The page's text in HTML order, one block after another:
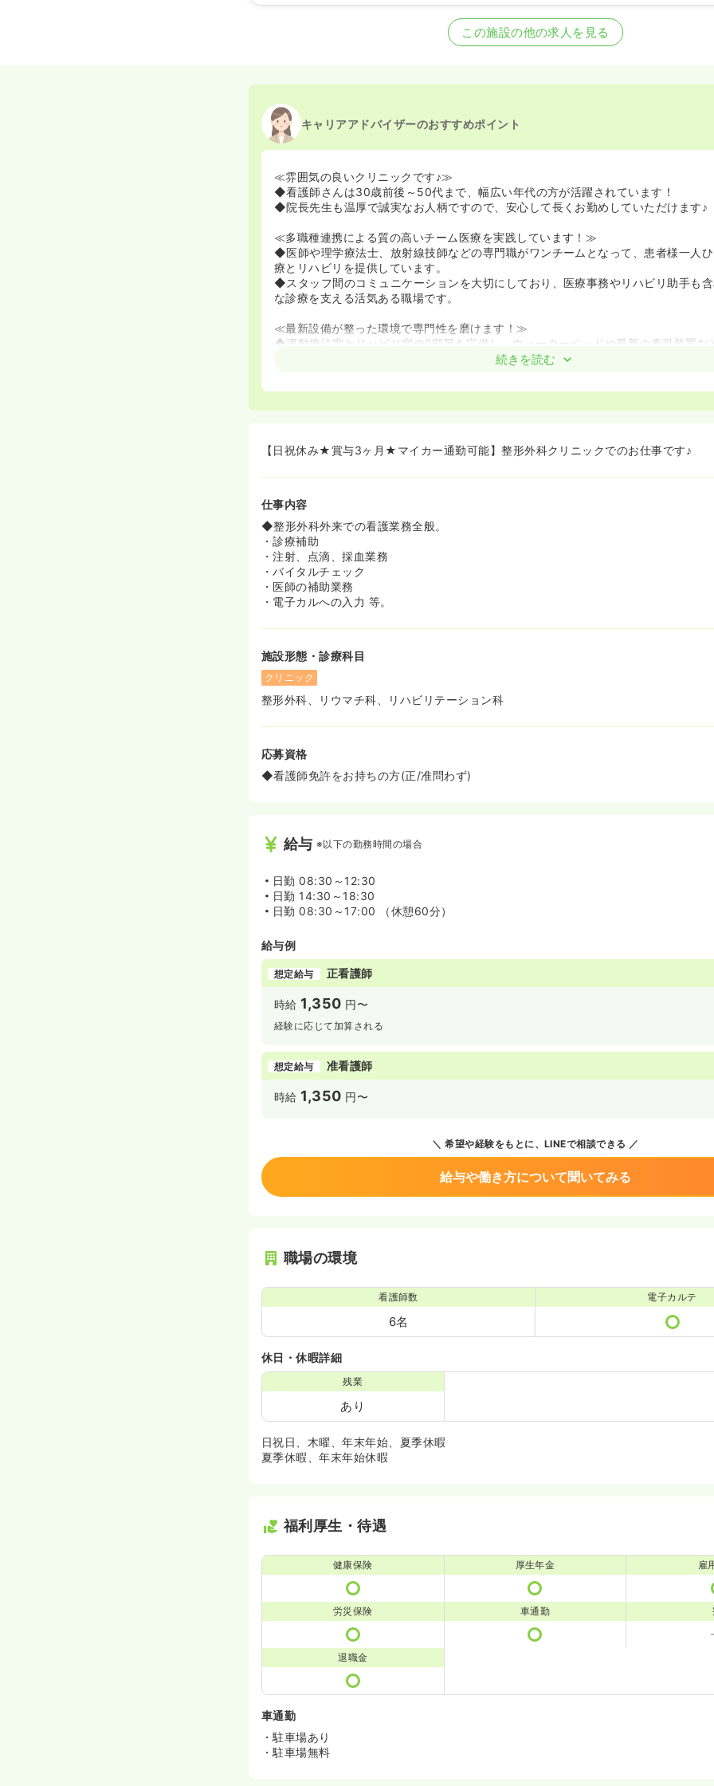
この施設の他の求人を見る
キャリアアドバイザーのおすすめポイント
≪雰囲気の良いクリニックです♪≫
◆看護師さんは30歳前後～50代まで、幅広い年代の方が活躍されています！
◆院長先生も温厚で誠実なお人柄ですので、安心して長くお勤めしていただけます♪
≪多職種連携による質の高いチーム医療を実践しています！≫
◆医師や理学療法士、放射線技師などの専門職がワンチームとなって、患者様一人
療とリハビリを提供しています。
◆スタッフ間のコミュニケーションを大切にしており、医療事務やリハビリ助手も
な診療を支える活気ある職場です。
≪最新設備が整った環境で専門性を磨けます！≫
◆運動療法室とリハビリ室の2部屋を完備し、ウォーターベッドや最新の牽引装置な
寧な問診と看護を実践できる環境です。
給与に反映されます。
活躍したい方に最適です！
続きを読む
【日祝休み★賞与3ヶ月★マイカー通勤可能】整形外科クリニックでのお仕事です♪
仕事内容
◆整形外科外来での看護業務全般。
・診療補助
・注射、点滴、採血業務
・バイタルチェック
・医師の補助業務
・電子カルへの入力 等。
施設形態・診療科目
クリニック
整形外科、リウマチ科、リハビリテーション科
応募資格
◆看護師免許をお持ちの方(正/准問わず)
給与 ※以下の勤務時間の場合
日勤 08:30～12:30
日勤 14:30～18:30
日勤 08:30～17:00 （休憩60分）
給与例
想定給与 正看護師
時給 1,350 円〜
経験に応じて加算される
想定給与 准看護師
時給 1,350 円〜
希望や経験をもとに、LINEで相談できる
給与や働き方について聞いてみる
職場の環境
看護師数
6名
電子カルテ
休日・休暇詳細
残業
あり
日祝日、木曜、年末年始、夏季休暇
夏季休暇、年末年始休暇
福利厚生・待遇
健康保険 厚生年金 雇
労災保険 車通勤
退職金
車通勤
・駐車場あり
・駐車場無料